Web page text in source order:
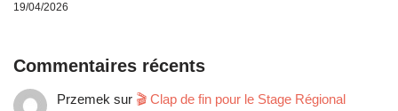
19/04/2026
Commentaires récents
Przemek sur 🎬 Clap de fin pour le Stage Régional